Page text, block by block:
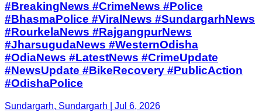
#BreakingNews #CrimeNews #Police
#BhasmaPolice #ViralNews #SundargarhNews
#RourkelaNews #RajgangpurNews
#JharsugudaNews #WesternOdisha
#OdiaNews #LatestNews #CrimeUpdate
#NewsUpdate #BikeRecovery #PublicAction
#OdishaPolice
Sundargarh, Sundargarh | Jul 6, 2026